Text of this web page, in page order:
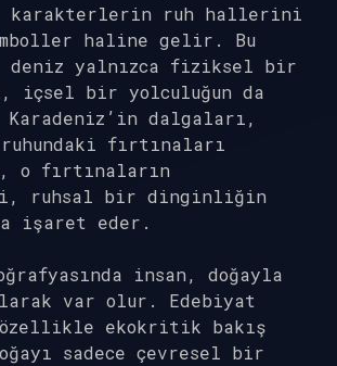
karakterlerin ruh hallerini
haline gelir. Bu
deniz yalnızca fiziksel bir
içsel bir yolculuğun da
dalgaları,
fırtınaları
o fırtınaların
ruhsal bir dinginliğin
işaret eder.
insan, doğayla
var olur. Edebiyat
özellikle ekokritik bakış
sadece çevresel bir